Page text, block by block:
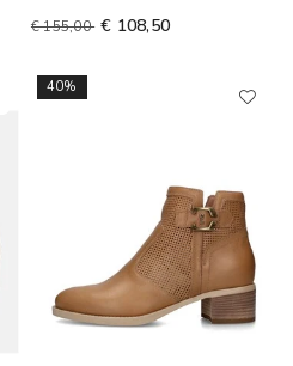
€ 155,00 € 108,50
40%